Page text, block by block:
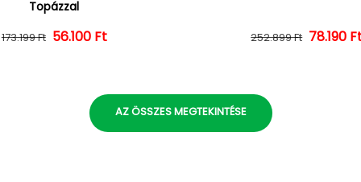
Topázzal
Normál ár
173.199 Ft Kedvezményes ár
56.100 Ft Normál
252.899 Ft 78.190
AZ ÖSSZES MEGTEKINTÉSE